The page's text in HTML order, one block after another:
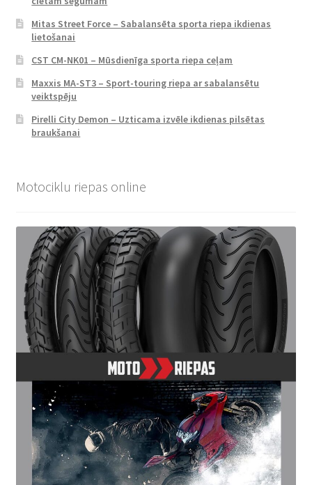
Mitas Street Force – Sabalansēta sporta riepa ikdienas
lietošanai
CST CM-NK01 – Mūsdienīga sporta riepa ceļam
Maxxis MA-ST3 – Sport-touring riepa ar sabalansētu
veiktspēju
Pirelli City Demon – Uzticama izvēle ikdienas pilsētas
braukšanai
Motociklu riepas online